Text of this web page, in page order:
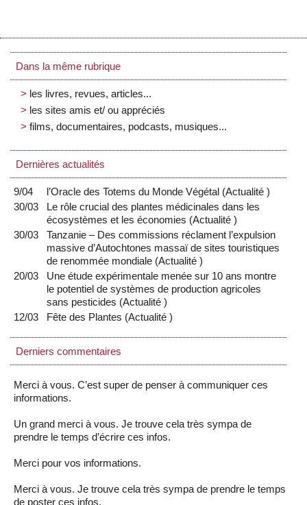
Dans la même rubrique
les livres, revues, articles...
les sites amis et/ ou appréciés
films, documentaires, podcasts, musiques...
Dernières actualités
9/04 l’Oracle des Totems du Monde Végétal (Actualité)
30/03
Le rôle crucial des plantes médicinales dans les
écosystèmes et les économies (Actualité)
30/03
Tanzanie – Des commissions réclament l’expulsion
massive d’Autochtones massaï de sites touristiques
de renommée mondiale (Actualité)
20/03
Une étude expérimentale menée sur 10 ans montre
le potentiel de systèmes de production agricoles
sans pesticides (Actualité)
12/03
Fête des Plantes (Actualité)
Derniers commentaires
Merci à vous. C’est super de penser à communiquer ces
informations.
Un grand merci à vous. Je trouve cela très sympa de
prendre le temps d’écrire ces infos.
Merci pour vos informations.
Merci à vous. Je trouve cela très sympa de prendre le temps
de poster ces infos.